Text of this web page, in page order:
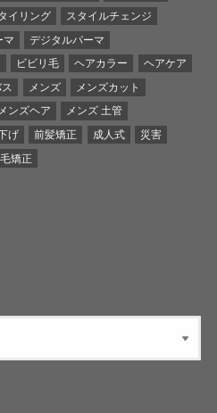
イリング
スタイルチェンジ
マ
デジタルパーマ
ビビリ毛 ヘアカラー
ヘアケア
メンズ
メンズカット
メンズヘア
メンズ 土管
げ 前髪矯正 成人式
災害
矯正